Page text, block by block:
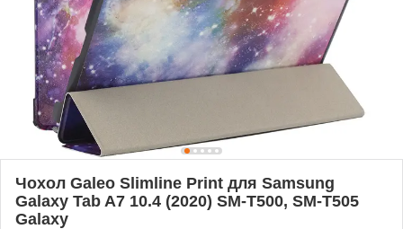
Чохол Galeo Slimline Print для Samsung
Galaxy Tab A7 10.4 (2020) SM-T500, SM-T505
Galaxy